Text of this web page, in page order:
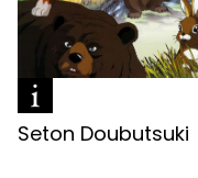
Seton Doubutsuki